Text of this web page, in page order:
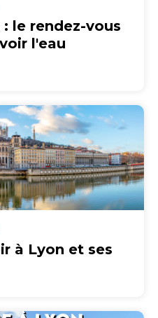
: le rendez-vous
l'eau
à Lyon et ses